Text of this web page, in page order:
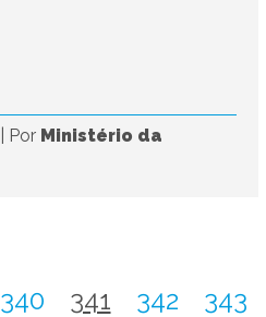
Por Ministério da
340 341 342 343